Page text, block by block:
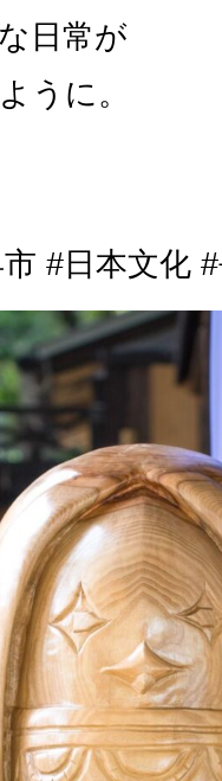
日常が
うに。
#日本文化